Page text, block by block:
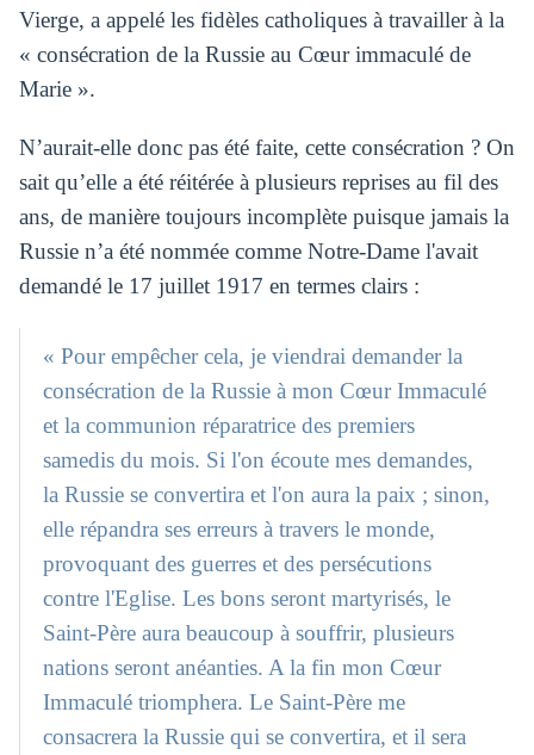
Vierge, a appelé les fidèles catholiques à travailler à la
« consécration de la Russie au Cœur immaculé de
Marie ».
N’aurait-elle donc pas été faite, cette consécration ? On
sait qu’elle a été réitérée à plusieurs reprises au fil des
ans, de manière toujours incomplète puisque jamais la
Russie n’a été nommée comme Notre-Dame l'avait
demandé le 17 juillet 1917 en termes clairs :
« Pour empêcher cela, je viendrai demander la
consécration de la Russie à mon Cœur Immaculé
et la communion réparatrice des premiers
samedis du mois. Si l'on écoute mes demandes,
la Russie se convertira et l'on aura la paix ; sinon,
elle répandra ses erreurs à travers le monde,
provoquant des guerres et des persécutions
contre l'Eglise. Les bons seront martyrisés, le
Saint-Père aura beaucoup à souffrir, plusieurs
nations seront anéanties. A la fin mon Cœur
Immaculé triomphera. Le Saint-Père me
consacrera la Russie qui se convertira, et il sera